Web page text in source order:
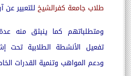
طلاب جامعة كفرالشيخ للتعبير عن
ومتطلباتهم كما ينبثق منه
تفعيل الأنشطة الطلابية تحت
ودعم المواهب وتنمية القدرات